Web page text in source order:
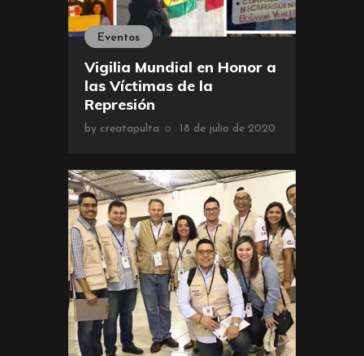
Eventos
Vigilia Mundial en Honor a
las Víctimas de la
Represión
by creatapulta 18 de julio de 2020